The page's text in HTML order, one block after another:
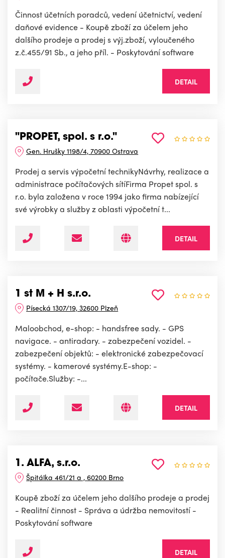
Činnost účetních poradců, vedení účetnictví, vedení
daňové evidence - Koupě zboží za účelem jeho
dalšího prodeje a prodej s výj.zboží, vyloučeného
z.č.455/91 Sb., a jeho příl. - Poskytování software
DETAIL
"PROPET, spol. s r.o."
Gen. Hrušky 1198/4, 70900 Ostrava
Prodej a servis výpočetní technikyNávrhy, realizace a
administrace počítačových sítíFirma Propet spol. s
r.o. byla založena v roce 1994 jako firma nabízející
své výrobky a služby z oblasti výpočetní t...
DETAIL
1 st M + H s.r.o.
Písecká 1307/19, 32600 Plzeň
Maloobchod, e-shop: - handsfree sady. - GPS
navigace. - antiradary. - zabezpečení vozidel. -
zabezpečení objektů: - elektronické zabezpečovací
systémy. - kamerové systémy.E-shop: -
počítače.Služby: -...
DETAIL
1. ALFA, s.r.o.
Špitálka 461/21 a , 60200 Brno
Koupě zboží za účelem jeho dalšího prodeje a prodej
- Realitní činnost - Správa a údržba nemovitostí -
Poskytování software
DETAIL